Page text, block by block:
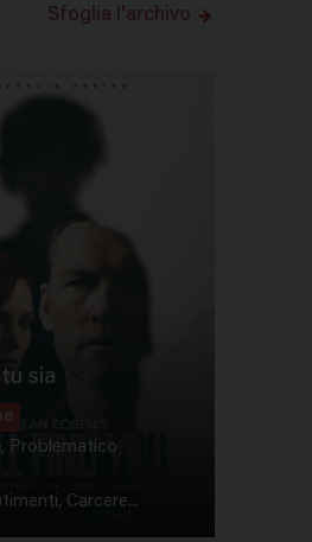
Sfoglia l'archivo
tu sia
Problematico
Carcere...